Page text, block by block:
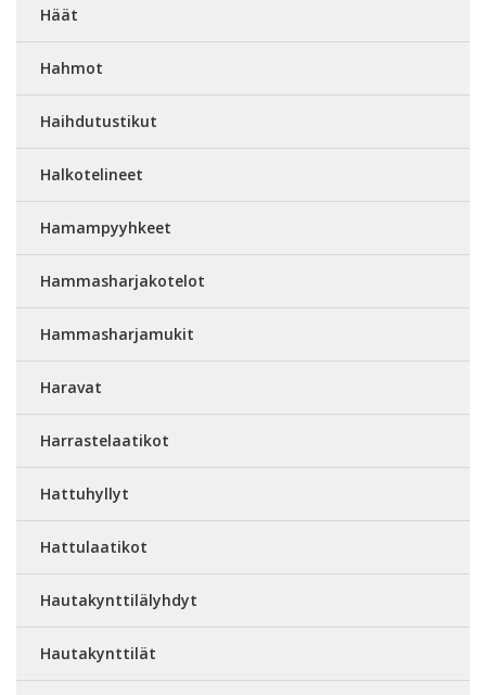
Häät
Hahmot
Haihdutustikut
Halkotelineet
Hamampyyhkeet
Hammasharjakotelot
Hammasharjamukit
Haravat
Harrastelaatikot
Hattuhyllyt
Hattulaatikot
Hautakynttilälyhdyt
Hautakynttilät